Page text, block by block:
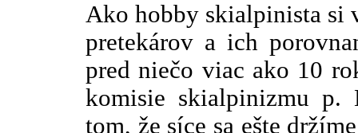
Ako hobby skialpinista si
pretekárov a ich
pred niečo viac ako 10
komisie skialpinizmu p.
tom, že síce sa ešte